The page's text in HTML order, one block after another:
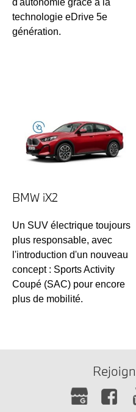
d'autonomie grâce à la
technologie eDrive 5e
génération.
BMW iX2
Un SUV électrique toujours
plus responsable, avec
l'introduction d'un nouveau
concept : Sports Activity
Coupé (SAC) pour encore
plus de mobilité.